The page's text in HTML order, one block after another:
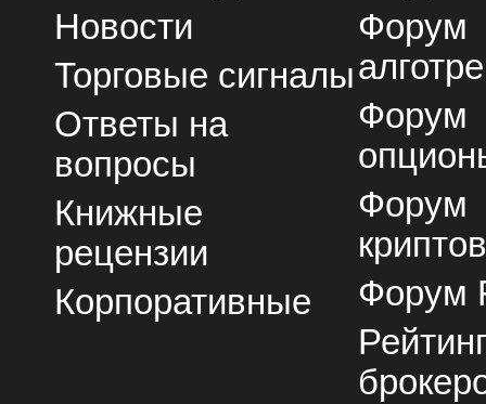
Новости
Торговые сигналы
Ответы на
вопросы
Книжные
рецензии
Корпоративные
Форум
Форум
Форум
Форум